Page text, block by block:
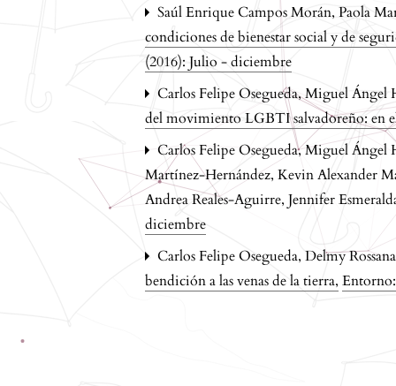
Saúl Enrique Campos Morán, Paola
condiciones de bienestar social y de
(2016): Julio - diciembre
Carlos Felipe Osegueda, Miguel Ángel
del movimiento LGBTI salvadoreño: en
Carlos Felipe Osegueda, Miguel
Martínez-Hernández, Kevin Alexander
Andrea Reales-Aguirre, Jennifer
diciembre
Carlos Felipe Osegueda, Delmy
bendición a las venas de la tierra,